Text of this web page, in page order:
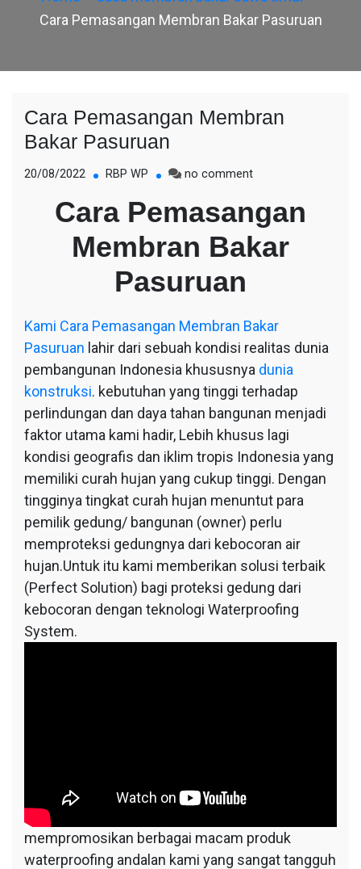
Cara Pemasangan Membran Bakar Pasuruan
Cara Pemasangan Membran
Bakar Pasuruan
20/08/2022 RBP WP no commenton
Pemasangan
Membran
Bakar
Pasuruan
Cara Pemasangan
Membran Bakar
Pasuruan
Kami Cara Pemasangan Membran Bakar
Pasuruan lahir dari sebuah kondisi realitas dunia
pembangunan Indonesia khususnya dunia
konstruksi. kebutuhan yang tinggi terhadap
perlindungan dan daya tahan bangunan menjadi
faktor utama kami hadir, Lebih khusus lagi
kondisi geografis dan iklim tropis Indonesia yang
memiliki curah hujan yang cukup tinggi. Dengan
tingginya tingkat curah hujan menuntut para
pemilik gedung/ bangunan (owner) perlu
memproteksi gedungnya dari kebocoran air
hujan.Untuk itu kami memberikan solusi terbaik
(Perfect Solution) bagi proteksi gedung dari
kebocoran dengan teknologi Waterproofing
System.
mempromosikan berbagai macam produk
waterproofing andalan kami yang sangat tangguh